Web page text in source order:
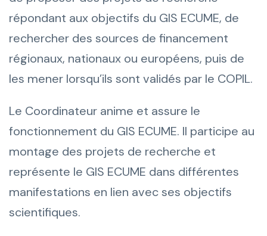
répondant aux objectifs du GIS ECUME, de
rechercher des sources de financement
régionaux, nationaux ou européens, puis de
les mener lorsqu’ils sont validés par le COPIL.
Le Coordinateur anime et assure le
fonctionnement du GIS ECUME. Il participe au
montage des projets de recherche et
représente le GIS ECUME dans différentes
manifestations en lien avec ses objectifs
scientifiques.